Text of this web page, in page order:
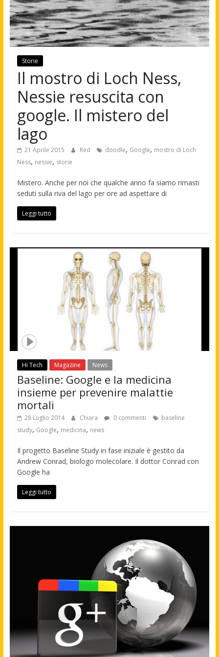
Storie
Il mostro di Loch Ness,
Nessie resuscita con
google. Il mistero del
lago
21 Aprile 2015 Red doodle, Google, mostro di Loch
Ness, nessie, storie
Mistero. Anche per noi che qualche anno fa siamo rimasti
seduti sulla riva del lago per ore ad aspettare di
Leggi tutto
Hi Tech Magazine News
Baseline: Google e la medicina
insieme per prevenire malattie
mortali
28 Luglio 2014 Chiara 0 commenti
baseline
study, Google, medicina, news
Il progetto Baseline Study in fase iniziale è gestito da
Andrew Conrad, biologo molecolare. Il dottor Conrad con
Google ha
Leggi tutto